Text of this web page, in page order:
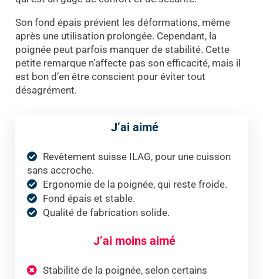
Son fond épais prévient les déformations, même
après une utilisation prolongée. Cependant, la
poignée peut parfois manquer de stabilité. Cette
petite remarque n’affecte pas son efficacité, mais il
est bon d’en être conscient pour éviter tout
désagrément.
J’ai aimé
Revêtement suisse ILAG, pour une cuisson
sans accroche.
Ergonomie de la poignée, qui reste froide.
Fond épais et stable.
Qualité de fabrication solide.
J’ai moins aimé
Stabilité de la poignée, selon certains